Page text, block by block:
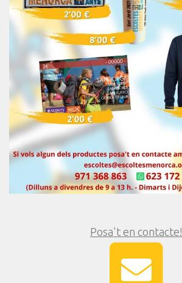
Posa't en contacte!